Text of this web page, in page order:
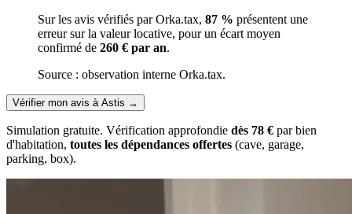
Sur les avis vérifiés par Orka.tax, 87 % présentent une
erreur sur la valeur locative, pour un écart moyen
confirmé de 260 € par an.
Source : observation interne Orka.tax.
Vérifier mon avis à Astis →
Simulation gratuite. Vérification approfondie dès 78 € par bien
d'habitation, toutes les dépendances offertes (cave, garage,
parking, box).